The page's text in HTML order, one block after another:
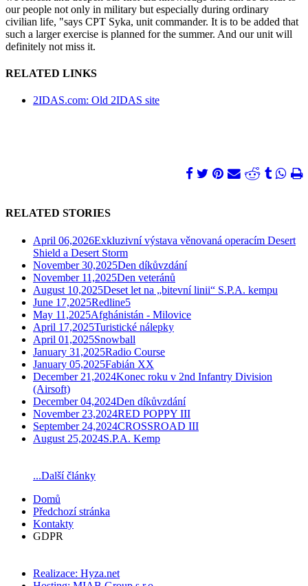
our people not only in military but especially during ordinary
civilian life, "says CPT Syka, unit commander. It is to be added that
such a larger exercise is planned for the summer. And our unit will
definitely not miss it.
RELATED LINKS
2IDAS.com: Old 2IDAS site
RELATED STORIES
April 06,2026Exkluzivní výstava věnovaná operacím Desert
Shield a Desert Storm
November 30,2025Den díkůvzdání
November 11,2025Den veteránů
August 10,2025Deset let na „bitevní linii“ S.P.A. kempu
June 17,2025Redline5
May 11,2025Afghánistán - Milovice
April 17,2025Turistické nálepky
April 01,2025Snowball
January 31,2025Radio Course
January 05,2025Fabián XX
December 21,2024Konec roku v 2nd Infantry Division
(Airsoft)
December 04,2024Den díkůvzdání
November 23,2024RED POPPY III
September 24,2024CROSSROAD III
August 25,2024S.P.A. Kemp
...Další články
Domů
Předchozí stránka
Kontakty
GDPR
Realizace: Hyza.net